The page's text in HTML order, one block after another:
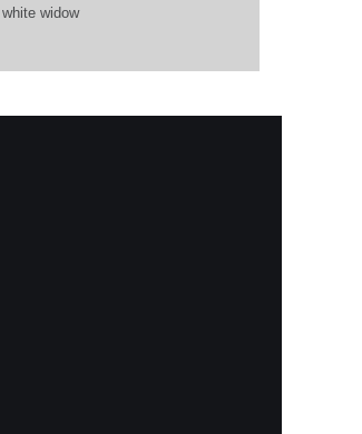
white widow